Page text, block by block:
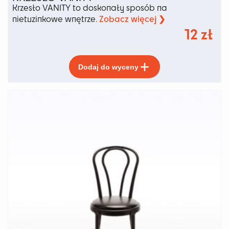
Krzesło VANITY to doskonały sposób na
nietuzinkowe wnętrze.Zobacz więcej ❯
12 zł
Dodaj do wyceny
produkt
ma
na
stronie
produktu